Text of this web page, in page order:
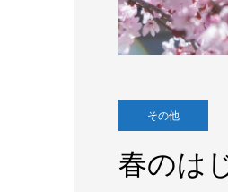
その他
春のは